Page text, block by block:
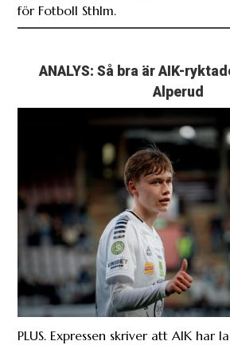
för Fotboll Sthlm.
ANALYS: Så bra är AIK-
Alperud
PLUS. Expressen skriver att AIK har